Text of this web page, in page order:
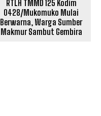
RTLH TMMD 125 Kodim
0428/Mukomuko Mulai
Berwarna, Warga Sumber
Makmur Sambut Gembira